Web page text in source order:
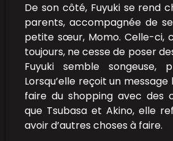
De son côté, Fuyuki se rend
parents, accompagnée de
petite sœur, Momo. Celle-ci,
toujours, ne cesse de poser
Fuyuki semble songeuse,
Lorsqu’elle reçoit un
faire du shopping avec des
que Tsubasa et Akino, elle
avoir d’autres choses à faire.